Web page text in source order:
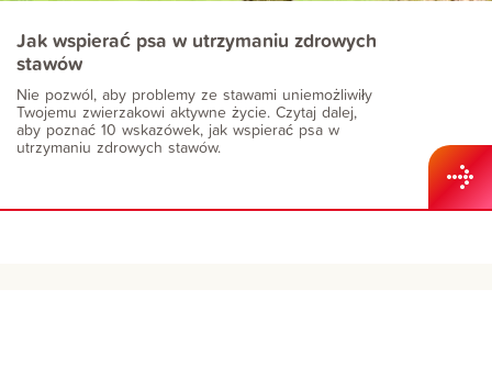
Jak wspierać psa w utrzymaniu zdrowych
stawów
Nie pozwól, aby problemy ze stawami uniemożliwiły
Twojemu zwierzakowi aktywne życie. Czytaj dalej,
aby poznać 10 wskazówek, jak wspierać psa w
utrzymaniu zdrowych stawów.